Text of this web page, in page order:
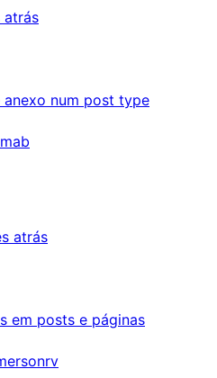
atrás
anexo num post type
atrás
em posts e páginas